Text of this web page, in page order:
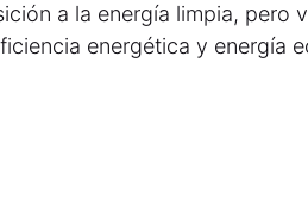
a la energía limpia, pero
energética y energía